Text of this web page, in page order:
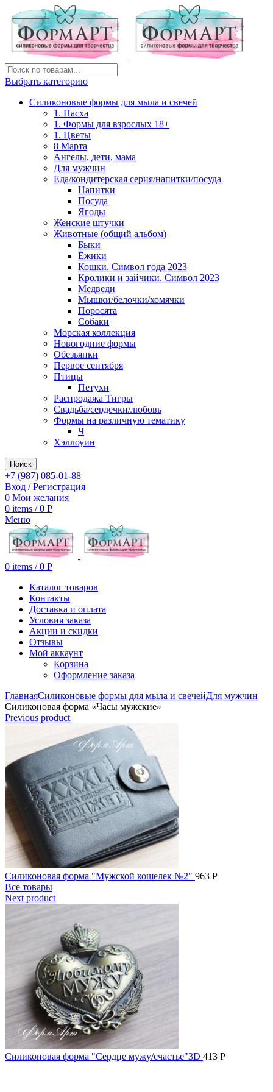
Выбрать категорию
Силиконовые формы для мыла и свечей
1. Пасха
1. Формы для взрослых 18+
1. Цветы
8 Марта
Ангелы, дети, мама
Для мужчин
Еда/кондитерская серия/напитки/посуда
Напитки
Посуда
Ягоды
Женские штучки
Животные (общий альбом)
Быки
Ёжики
Кошки. Символ года 2023
Кролики и зайчики. Символ 2023
Медведи
Мышки/белочки/хомячки
Поросята
Собаки
Морская коллекция
Новогодние формы
Обезьянки
Первое сентября
Птицы
Петухи
Распродажа Тигры
Свадьба/сердечки/любовь
Формы на различную тематику
Ч
Хэллоуин
Поиск
+7 (987) 085-01-88
Вход / Регистрация
0 Мои желания
0 items / 0 Р
Меню
0 items / 0 Р
Каталог товаров
Контакты
Доставка и оплата
Условия заказа
Акции и скидки
Отзывы
Мой аккаунт
Корзина
Оформление заказа
ГлавнаяСиликоновые формы для мыла и свечейДля мужчин
Силиконовая форма «Часы мужские»
Previous product
Силиконовая форма "Мужской кошелек №2" 963 Р
Все товары
Next product
Силиконовая форма "Сердце мужу/счастье"3D 413 Р